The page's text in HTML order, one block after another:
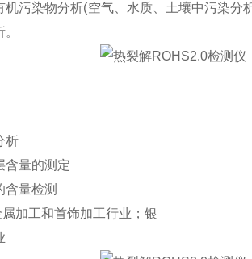
污染物分析(空气、水质、土壤中污染
析
含量的测定
含量检测
加工和首饰加工行业；银